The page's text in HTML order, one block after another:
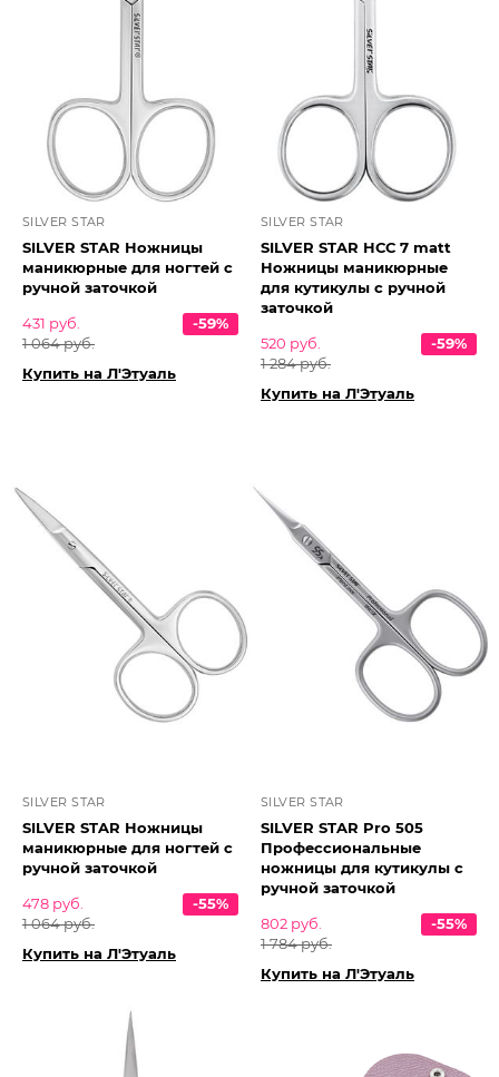
SILVER STAR
SILVER STAR Ножницы
маникюрные для ногтей с
ручной заточкой
431 руб.
1 064 руб.
-59%
Купить на Л'Этуаль
SILVER STAR
SILVER STAR НСС 7 matt
Ножницы маникюрные
для кутикулы с ручной
заточкой
520 руб.
1 284 руб.
-59%
Купить на Л'Этуаль
SILVER STAR
SILVER STAR Ножницы
маникюрные для ногтей с
ручной заточкой
478 руб.
1 064 руб.
-55%
Купить на Л'Этуаль
SILVER STAR
SILVER STAR Pro 505
Профессиональные
ножницы для кутикулы с
ручной заточкой
802 руб.
1 784 руб.
-55%
Купить на Л'Этуаль